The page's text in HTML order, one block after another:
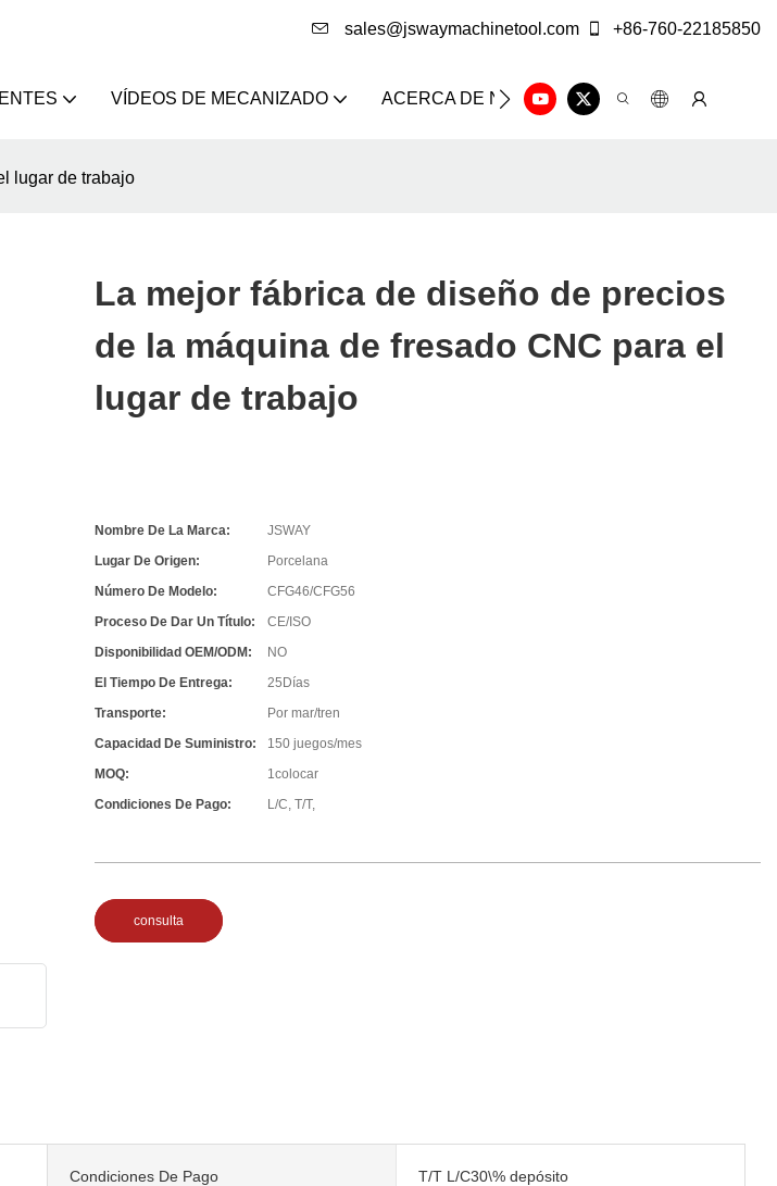
sales@jswaymachinetool.com +86-760-22185850
VÍDEOS DE MECANIZADO ACERCA DE NOSOTROS SOLUCIÓN
lugar de trabajo
La mejor fábrica de diseño de precios
de la máquina de fresado CNC para el
lugar de trabajo
Nombre De La Marca:
JSWAY
Lugar De Origen:
Porcelana
Número De Modelo:
CFG46/CFG56
Proceso De Dar Un Título:
CE/ISO
Disponibilidad OEM/ODM:
NO
El Tiempo De Entrega:
25Días
Transporte:
Por mar/tren
Capacidad De Suministro:
150 juegos/mes
MOQ:
1colocar
Condiciones De Pago:
L/C, T/T,
consulta
Condiciones De Pago T/T L/C30\% depósito